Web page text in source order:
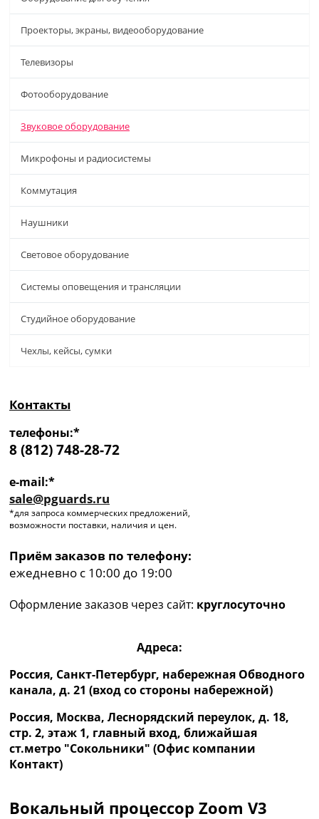
Проекторы, экраны, видеооборудование
Телевизоры
Фотооборудование
Звуковое оборудование
Микрофоны и радиосистемы
Коммутация
Наушники
Световое оборудование
Системы оповещения и трансляции
Студийное оборудование
Чехлы, кейсы, сумки
Контакты
телефоны:*
8 (812) 748-28-72
e-mail:*
sale@pguards.ru
*для запроса коммерческих предложений,
возможности поставки, наличия и цен.
Приём заказов по телефону:
ежедневно с 10:00 до 19:00
Оформление заказов через сайт: круглосуточно
Адреса:
Россия, Санкт-Петербург, набережная Обводного
канала, д. 21 (вход со стороны набережной)
Россия, Москва, Леснорядский переулок, д. 18,
стр. 2, этаж 1, главный вход, ближайшая
ст.метро "Сокольники" (Офис компании
Контакт)
Вокальный процессор Zoom V3